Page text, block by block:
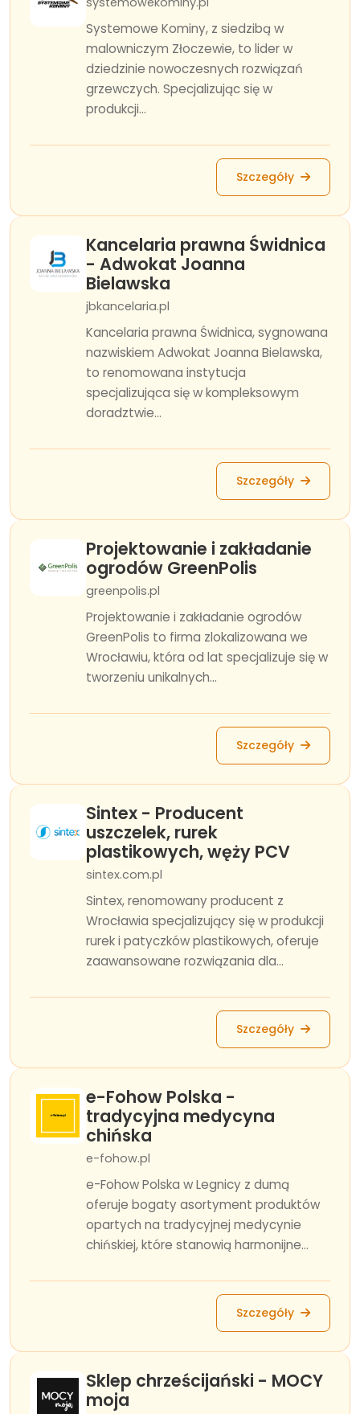
Systemowe Kominy, z siedzibą w
malowniczym Złoczewie, to lider w
dziedzinie nowoczesnych rozwiązań
grzewczych. Specjalizując się w
produkcji...
Szczegóły
Kancelaria prawna Świdnica
- Adwokat Joanna
Bielawska
jbkancelaria.pl
Kancelaria prawna Świdnica, sygnowana
nazwiskiem Adwokat Joanna Bielawska,
to renomowana instytucja
specjalizująca się w kompleksowym
doradztwie...
Szczegóły
Projektowanie i zakładanie
ogrodów GreenPolis
greenpolis.pl
Projektowanie i zakładanie ogrodów
GreenPolis to firma zlokalizowana we
Wrocławiu, która od lat specjalizuje się w
tworzeniu unikalnych...
Szczegóły
Sintex - Producent
uszczelek, rurek
plastikowych, węży PCV
sintex.com.pl
Sintex, renomowany producent z
Wrocławia specjalizujący się w produkcji
rurek i patyczków plastikowych, oferuje
zaawansowane rozwiązania dla...
Szczegóły
e-Fohow Polska -
tradycyjna medycyna
chińska
e-fohow.pl
e-Fohow Polska w Legnicy z dumą
oferuje bogaty asortyment produktów
opartych na tradycyjnej medycynie
chińskiej, które stanowią harmonijne...
Szczegóły
Sklep chrześcijański - MOCY
moja